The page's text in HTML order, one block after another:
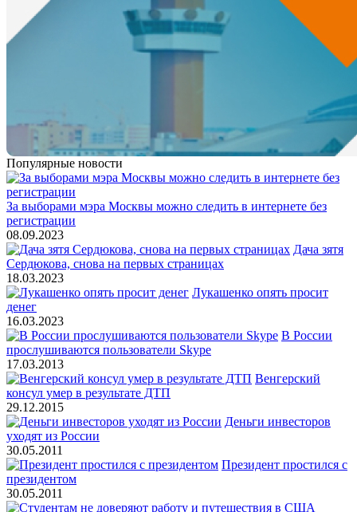
Популярные новости
За выборами мэра Москвы можно следить в интернете без
регистрации
08.09.2023
Дача зятя
Сердюкова, снова на первых страницах
18.03.2023
Лукашенко опять просит
денег
16.03.2023
В России
прослушиваются пользователи Skype
17.03.2013
Венгерский
консул умер в результате ДТП
29.12.2015
Деньги инвесторов
уходят из России
30.05.2011
Президент простился с
президентом
30.05.2011